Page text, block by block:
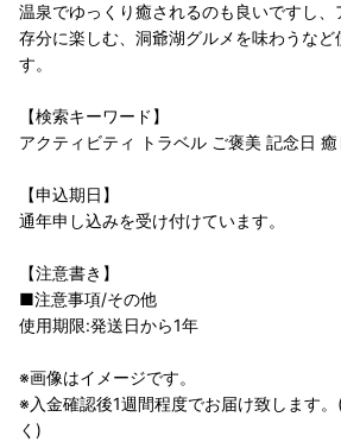
温泉でゆっくり癒されるのも良いですし
存分に楽しむ、洞爺湖グルメを味わうな
す。
【検索キーワード】
アクティビティ トラベル ご褒美 記念日
【申込期日】
通年申し込みを受け付けています。
【注意書き】
■注意事項/その他
使用期限:発送日から1年
※画像はイメージです。
※入金確認後1週間程度でお届け致します
く)